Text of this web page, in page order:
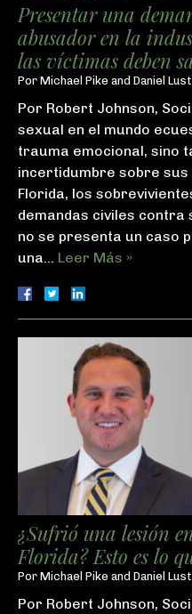
Presentar una
abusador en la
las víctimas deben
Por Michael Pike and Daniel
Por Robert Johnson,
sexual en el mundo
trauma emocional, sino
incertidumbre sobre sus
Florida, los
demandas civiles contra
no se presenta un caso
una… Leer Más »
¿Sufrió una lesión
Florida? Esto es lo
Por Michael Pike and Daniel
Por Robert Johnson,